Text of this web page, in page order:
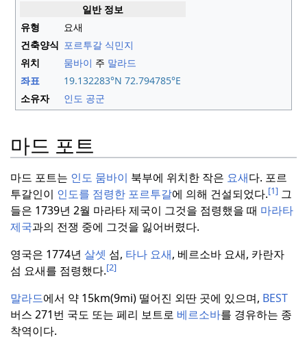
일반 정보
유형
요새
건축양식 포르투갈 식민지
위치
뭄바이 주 말라드
좌표
19.132283°N 72.794785°E
소유자
인도 공군
마드 포트
마드 포트는 인도 뭄바이 북부에 위치한 작은 요새다. 포르
투갈인이 인도를 점령한 포르투갈에 의해 건설되었다.[1] 그
들은 1739년 2월 마라타 제국이 그것을 점령했을 때 마라타
제국과의 전쟁 중에 그것을 잃어버렸다.
영국은 1774년 살셋 섬, 타나 요새, 베르소바 요새, 카란자
섬 요새를 점령했다.[2]
말라드에서 약 15km(9mi) 떨어진 외딴 곳에 있으며, BEST
버스 271번 국도 또는 페리 보트로 베르소바를 경유하는 종
착역이다.